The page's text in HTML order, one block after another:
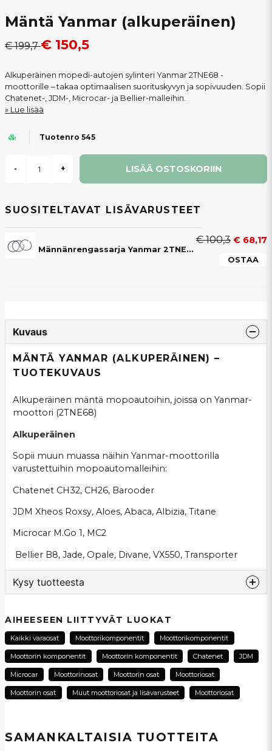
Mäntä Yanmar (alkuperäinen)
€ 199,7€ 150,5
Alkuperäinen mopedi-autojen sylinteri Yanmar 2TNE68 -
moottorille – takaa optimaalisen suorituskyvyn ja sopivuuden. Sopii
Chatenet-, JDM-, Microcar- ja Bellier-malleihin.
Lue lisää
Tuotenro 545
- + LISÄÄ OSTOSKORIIN
SUOSITELTAVAT LISÄVARUSTEET
Männänrengassarja Yanmar 2TNE68
€ 100,3 € 68,17
OSTAA
SAMANKALTAISIA ​​TUOTTEITA
Kuvaus
MÄNTÄ YANMAR (ALKUPERÄINEN) –
TUOTEKUVAUS
Alkuperäinen mäntä mopoautoihin, joissa on Yanmar-
moottori (2TNE68)
Alkuperäinen
Sopii muun muassa näihin Yanmar-moottorilla
varustettuihin mopoautomalleihin:
Chatenet CH32, CH26, Barooder
JDM Xheos Roxsy, Aloes, Abaca, Albizia, Titane
Microcar M.Go 1, MC2
Bellier B8, Jade, Opale, Divane, VX550, Transporter
Kysy tuotteesta
Kysy meiltä tästä tuotteesta...
name
Nimi
AIHEESEEN LIITTYVÄT LUOKAT
Kaikki varaosat Moottorikomponentit Moottorikomponentit
Moottorin komponentit Moottorin komponentit Chatenet JDM
Microcar Moottorinosat Moottorin osat Moottoriosat
Moottorin osat Muut moottoriosat ja lisävarusteet Moottoriosat